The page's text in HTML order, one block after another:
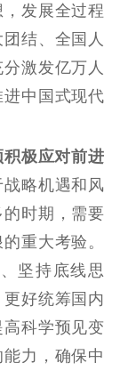
发展全过程
结、全国人
激发亿万人
中国式现代
极应对前进
略机遇和风
时期，需要
重大考验。
坚持底线思
好统筹国内
科学预见变
力，确保中